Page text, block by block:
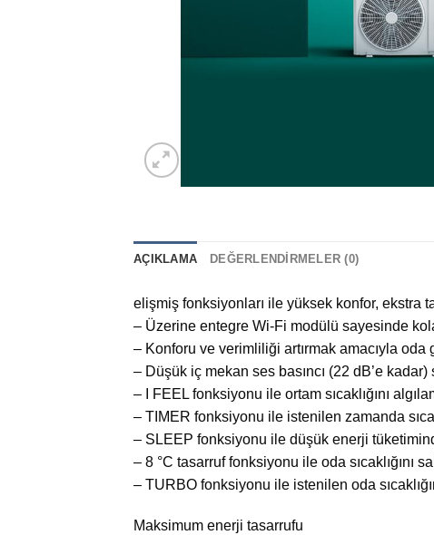
AÇIKLAMA DEĞERLENDIRMELER (0)
elişmiş fonksiyonları ile yüksek konfor, ekstra
– Üzerine entegre Wi-Fi modülü sayesinde
– Konforu ve verimliliği artırmak amacıyla oda
– Düşük iç mekan ses basıncı (22 dB’e
– I FEEL fonksiyonu ile ortam sıcaklığını
– TIMER fonksiyonu ile istenilen zamanda
– SLEEP fonksiyonu ile düşük enerji
– 8 °C tasarruf fonksiyonu ile oda sıcaklığını
– TURBO fonksiyonu ile istenilen oda
Maksimum enerji tasarrufu